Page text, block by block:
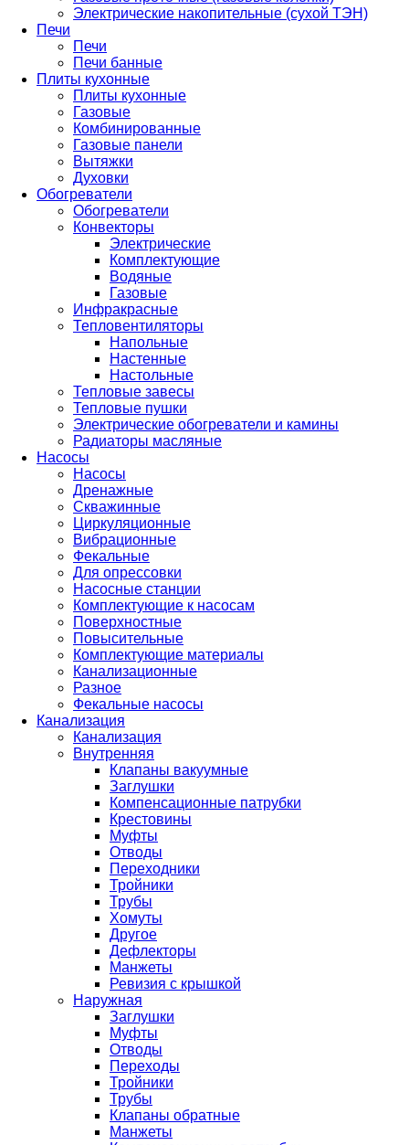
Электрические накопительные (сухой ТЭН)
Печи
Печи
Печи банные
Плиты кухонные
Плиты кухонные
Газовые
Комбинированные
Газовые панели
Вытяжки
Духовки
Обогреватели
Обогреватели
Конвекторы
Электрические
Комплектующие
Водяные
Газовые
Инфракрасные
Тепловентиляторы
Напольные
Настенные
Настольные
Тепловые завесы
Тепловые пушки
Электрические обогреватели и камины
Радиаторы масляные
Насосы
Насосы
Дренажные
Скважинные
Циркуляционные
Вибрационные
Фекальные
Для опрессовки
Насосные станции
Комплектующие к насосам
Поверхностные
Повысительные
Комплектующие материалы
Канализационные
Разное
Фекальные насосы
Канализация
Канализация
Внутренняя
Клапаны вакуумные
Заглушки
Компенсационные патрубки
Крестовины
Муфты
Отводы
Переходники
Тройники
Трубы
Хомуты
Другое
Дефлекторы
Манжеты
Ревизия с крышкой
Наружная
Заглушки
Муфты
Отводы
Переходы
Тройники
Трубы
Клапаны обратные
Манжеты